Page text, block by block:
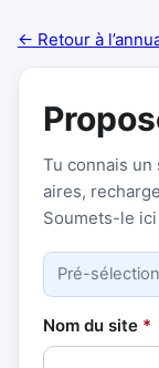
← Retour à
Tu connais
aires,
Soumets-le
Pré-
Nom du site *